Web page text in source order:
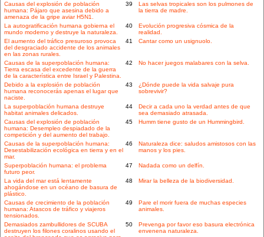
Causas del explosión de población
humana: Pájaro que asesina debido a
amenaza de la gripe aviar H5N1.
39
Las selvas tropicales son los pulmones de
la tierra de madre.
La autogratificación humana gobierna el
mundo moderno y destruye la naturaleza.
40
Evolución progresiva cósmica de la
realidad.
El aumento del tráfico presuroso provoca
del desgraciado accidente de los animales
en las zonas rurales.
41 Cantar como un usignuolo.
Causas de la superpoblación humana:
Tierra escasa del excedente de la guerra
de la característica entre Israel y Palestina.
42 No hacer juegos malabares con la selva.
Debido a la explosión de población
humana reconocerás apenas el lugar que
naciste.
43
¿Dónde puede la vida salvaje pura
sobrevivir?
La superpoblación humana destruye
habitat animales delicados.
44
Decir a cada uno la verdad antes de que
sea demasiado atrasada.
Causas del explosión de población
humana: Desempleo despiadado de la
competición y del aumento del trabajo.
45 Humm tiene gusto de un Hummingbird.
Causas de la superpoblación humana:
Desestabilización ecológica en tierra y en el
mar.
46
Naturaleza dice: saludos amistosos con las
manos y los pies.
Superpoblación humana: el problema
futuro peor.
47 Nadada como un delfín.
La vida del mar está lentamente
ahogándose en un océano de basura de
plástico.
48 Mirar la belleza de la biodiversidad.
Causas de crecimiento de la población
humana: Atascos de tráfico y viajeros
tensionados.
49
Pare el morir fuera de muchas especies
animales.
Demasiados zambullidores de SCUBA
destruyen los filones coralinos usando el
50
Prevenga por favor eso basura electrónica
envenena naturaleza.